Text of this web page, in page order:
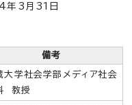
年3月31日
備考
大学社会学部メディア社会
教授